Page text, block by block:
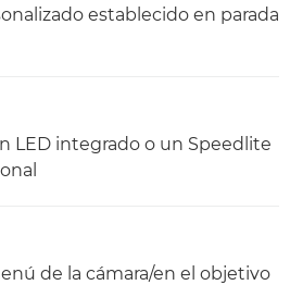
establecido en parada
LED integrado o un Speedlite
de la cámara/en el objetivo